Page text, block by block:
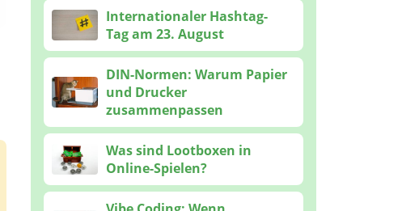
Internationaler Hashtag-
Tag am 23. August
DIN-Normen: Warum Papier
und Drucker
zusammenpassen
Was sind Lootboxen in
Online-Spielen?